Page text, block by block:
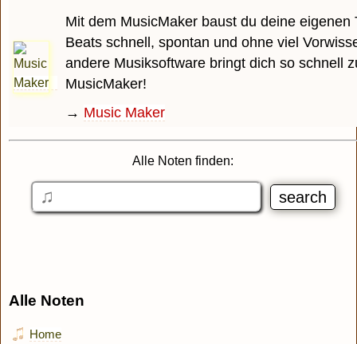
Mit dem MusicMaker baust du deine eigenen
Beats schnell, spontan und ohne viel
andere Musiksoftware bringt dich so schnell
MusicMaker!
→ Music Maker
Alle Noten finden:
Alle Noten
Home